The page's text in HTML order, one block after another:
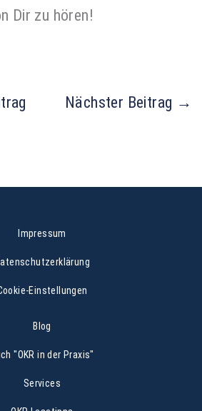
Dir zu hören!
Nächster Beitrag →
Impressum
Einstellungen
Blog
"OKR in der Praxis"
Services